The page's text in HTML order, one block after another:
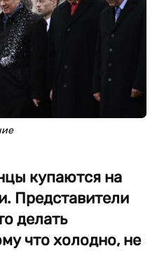
купаются на
Представители
делать
что холодно, не